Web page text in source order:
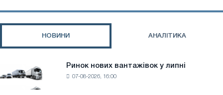
металургійній
промисловості
Ірану
НОВИНИ АНАЛІТИКА
Ринок
нових
вантажівок
Ринок нових вантажівок у липні
07-08-2026, 16:00